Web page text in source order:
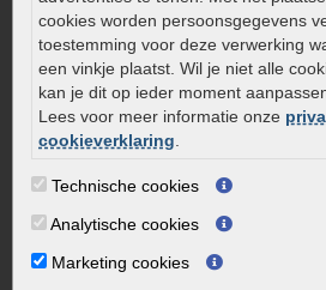
cookies worden persoonsgegevens
toestemming voor deze verwerking
een vinkje plaatst. Wil je niet alle
kan je dit op ieder moment
Lees voor meer informatie onze
cookieverklaring
Technische cookies
Analytische cookies
Marketing cookies
Kaapstanderweg 41
8243 RB Lelystad
info@onlinetuinwarenhuis.nl
Routebeschrijving
Dinsdag
Woensdag